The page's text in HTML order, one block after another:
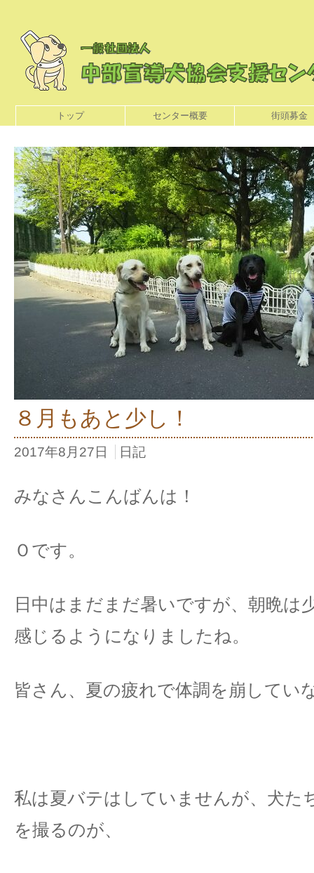
トップ センター概要 街頭募金
８月もあと少し！
2017年8月27日 日記
みなさんこんばんは！
Ｏです。
日中はまだまだ暑いですが、朝晩は
感じるようになりましたね。
皆さん、夏の疲れで体調を崩してい
私は夏バテはしていませんが、犬た
を撮るのが、